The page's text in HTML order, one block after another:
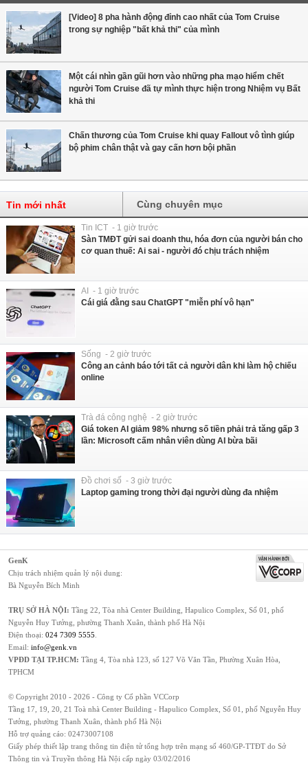
[Video] 8 pha hành động đỉnh cao nhất của Tom Cruise
trong sự nghiệp "bất khả thi" của mình
Một cái nhìn gần gũi hơn vào những pha mạo hiểm chết
người Tom Cruise đã tự mình thực hiện trong Nhiệm vụ Bất
khả thi
Chấn thương của Tom Cruise khi quay Fallout vô tình giúp
bộ phim chân thật và gay cấn hơn bội phần
Tin mới nhất Cùng chuyên mục
Tin ICT - 1 giờ trước
Sàn TMĐT gửi sai doanh thu, hóa đơn của người bán cho
cơ quan thuế: Ai sai - người đó chịu trách nhiệm
AI - 1 giờ trước
Cái giá đằng sau ChatGPT "miễn phí vô hạn"
Sống - 2 giờ trước
Công an cảnh báo tới tất cả người dân khi làm hộ chiếu
online
Trà đá công nghệ - 2 giờ trước
Giá token AI giảm 98% nhưng số tiền phải trả tăng gấp 3
lần: Microsoft cấm nhân viên dùng AI bừa bãi
Đồ chơi số - 3 giờ trước
Laptop gaming trong thời đại người dùng đa nhiệm
GenK
Chịu trách nhiệm quản lý nội dung:
Bà Nguyễn Bích Minh
TRỤ SỞ HÀ NỘI: Tầng 22, Tòa nhà Center Building, Hapulico Complex, Số 01, phố
Nguyễn Huy Tưởng, phường Thanh Xuân, thành phố Hà Nội
Điện thoại: 024 7309 5555
Email: info@genk.vn
VPĐD TẠI TP.HCM: Tầng 4, Tòa nhà 123, số 127 Võ Văn Tần, Phường Xuân Hòa,
TPHCM
© Copyright 2010 - 2026 - Công ty Cổ phần VCCorp
Tầng 17, 19, 20, 21 Toà nhà Center Building - Hapulico Complex, Số 01, phố Nguyễn Huy
Tưởng, phường Thanh Xuân, thành phố Hà Nội
Hỗ trợ quảng cáo: 02473007108
Giấy phép thiết lập trang thông tin điện tử tổng hợp trên mạng số 460/GP-TTĐT do Sở
Thông tin và Truyền thông Hà Nội cấp ngày 03/02/2016